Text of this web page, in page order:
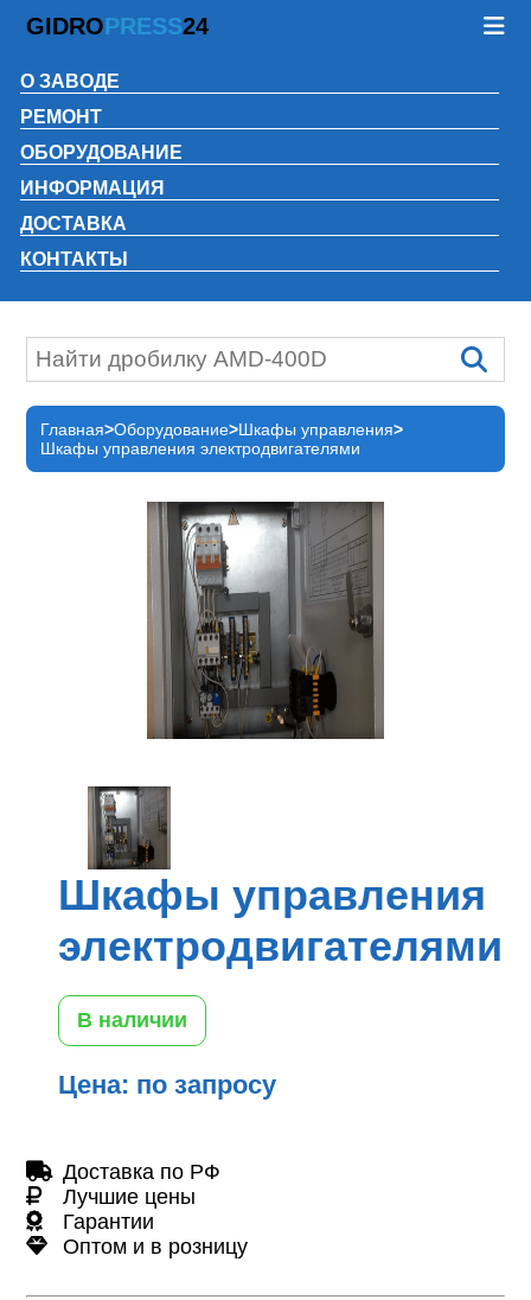
GIDROPRESS24
О ЗАВОДЕ
РЕМОНТ
ОБОРУДОВАНИЕ
ИНФОРМАЦИЯ
ДОСТАВКА
КОНТАКТЫ
Главная Оборудование Шкафы управления
Шкафы управления электродвигателями
Шкафы управления
электродвигателями
В наличии
Цена: по запросу
Доставка по РФ
Лучшие цены
Гарантии
Оптом и в розницу